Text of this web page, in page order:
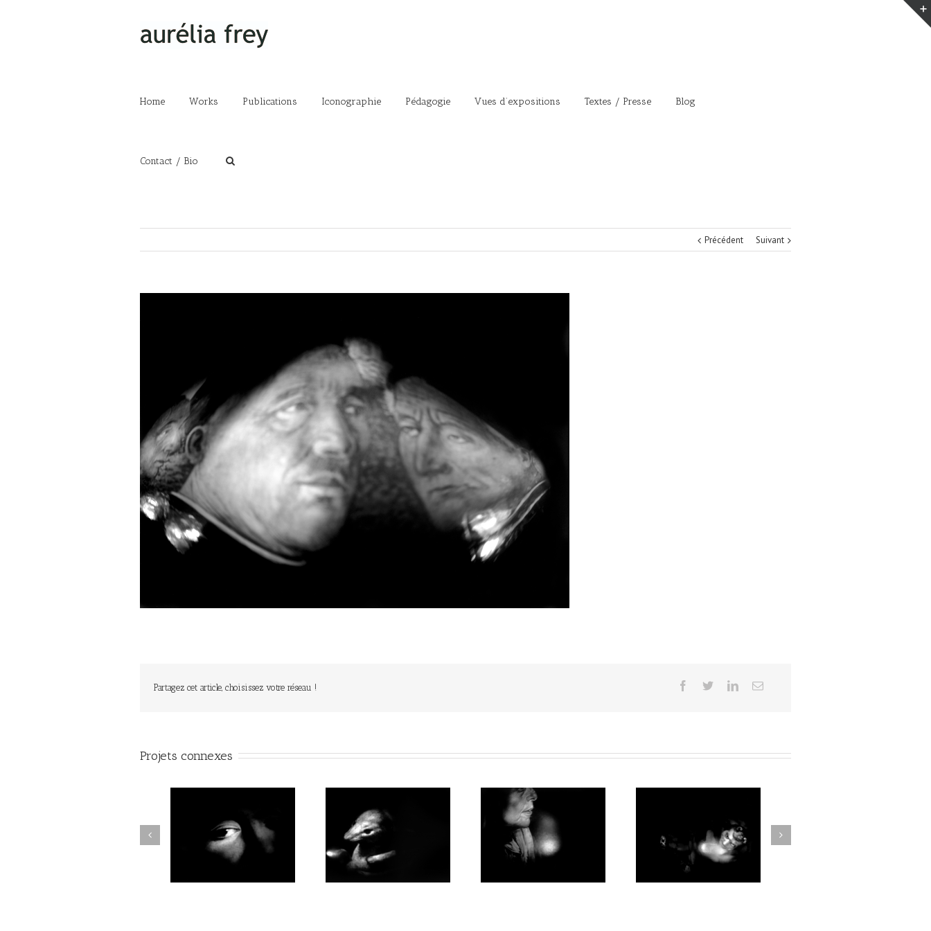
Home Works Publications Iconographie Pédagogie Vues d’expositions Textes / Presse Blog
Contact / Bio
Précédent Suivant
Partagez cet article, choisissez votre réseau !
Projets connexes
Par la forêt obscure #020 Par la forêt obscure #018 Par la forêt obscure #015 Par la forêt obscure #014